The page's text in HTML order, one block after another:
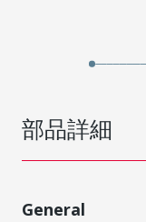
部品詳細
General